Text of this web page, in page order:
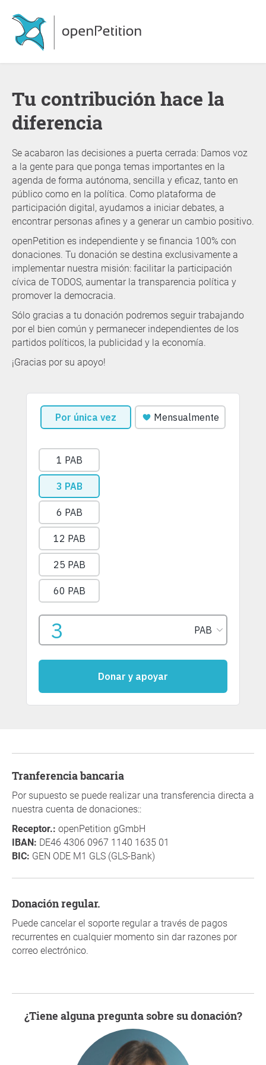
Tu contribución hace la
diferencia
Se acabaron las decisiones a puerta cerrada: Damos voz
a la gente para que ponga temas importantes en la
agenda de forma autónoma, sencilla y eficaz, tanto en
público como en la política. Como plataforma de
participación digital, ayudamos a iniciar debates, a
encontrar personas afines y a generar un cambio positivo.
openPetition es independiente y se financia 100% con
donaciones. Tu donación se destina exclusivamente a
implementar nuestra misión: facilitar la participación
cívica de TODOS, aumentar la transparencia política y
promover la democracia.
Sólo gracias a tu donación podremos seguir trabajando
por el bien común y permanecer independientes de los
partidos políticos, la publicidad y la economía.
¡Gracias por su apoyo!
Tranferencia bancaria
Por supuesto se puede realizar una transferencia directa a
nuestra cuenta de donaciones::
Receptor.: openPetition gGmbH
IBAN: DE46 4306 0967 1140 1635 01
BIC: GEN ODE M1 GLS (GLS-Bank)
Donación regular.
Puede cancelar el soporte regular a través de pagos
recurrentes en cualquier momento sin dar razones por
correo electrónico.
¿Tiene alguna pregunta sobre su donación?